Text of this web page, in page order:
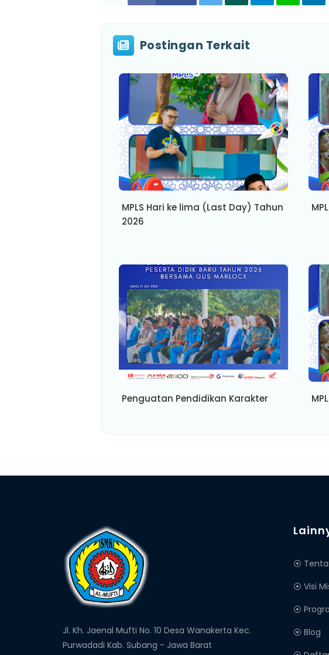
Postingan Terkait
MPLS Hari ke lima (Last Day) Tahun
2026
Penguatan Pendidikan Karakter
Jl. Kh. Jaenal Mufti No. 10 Desa Wanakerta Kec.
Purwadadi Kab. Subang - Jawa Barat
⦿
⦿ Visi
⦿
⦿ Blog